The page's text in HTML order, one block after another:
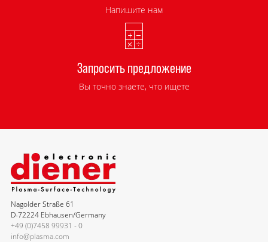
Напишите нам
Запросить предложение
Вы точно знаете, что ищете
Nagolder Straße 61
D-72224 Ebhausen/Germany
+49 (0)7458 99931 - 0
info@plasma.com